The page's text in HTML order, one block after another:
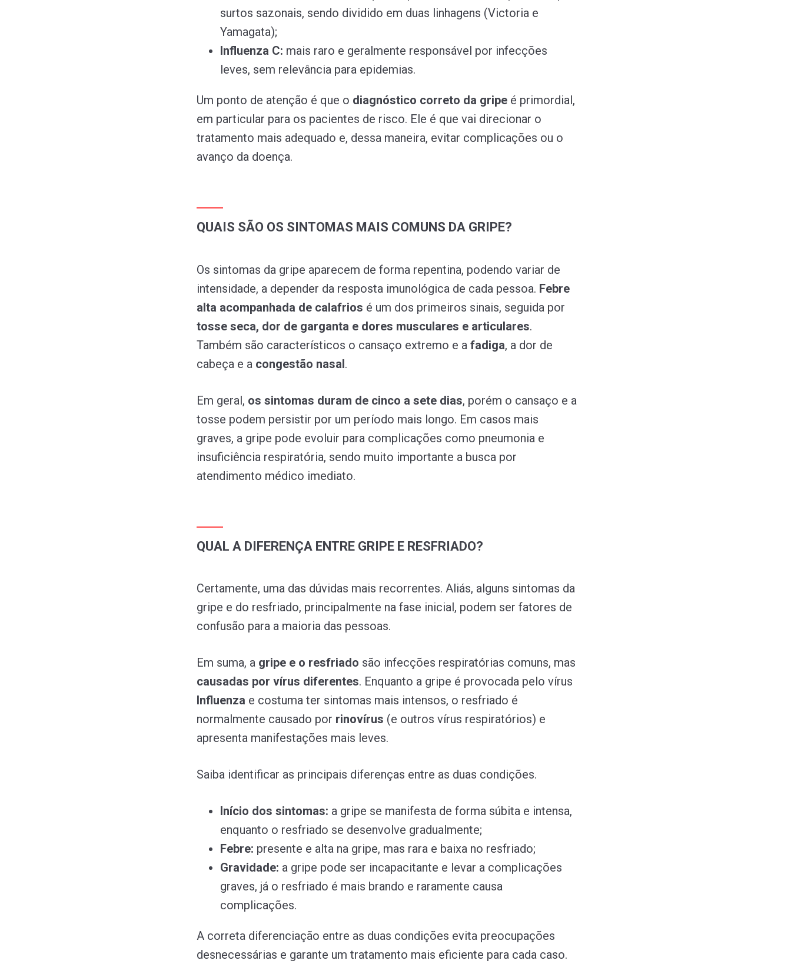
surtos sazonais, sendo dividido em duas linhagens (Victoria e
Yamagata);
Influenza C: mais raro e geralmente responsável por infecções
leves, sem relevância para epidemias.
Um ponto de atenção é que o diagnóstico correto da gripe é primordial,
em particular para os pacientes de risco. Ele é que vai direcionar o
tratamento mais adequado e, dessa maneira, evitar complicações ou o
avanço da doença.
QUAIS SÃO OS SINTOMAS MAIS COMUNS DA GRIPE?
Os sintomas da gripe aparecem de forma repentina, podendo variar de
intensidade, a depender da resposta imunológica de cada pessoa. Febre
alta acompanhada de calafrios é um dos primeiros sinais, seguida por
tosse seca, dor de garganta e dores musculares e articulares.
Também são característicos o cansaço extremo e a fadiga, a dor de
cabeça e a congestão nasal.
Em geral, os sintomas duram de cinco a sete dias, porém o cansaço e a
tosse podem persistir por um período mais longo. Em casos mais
graves, a gripe pode evoluir para complicações como pneumonia e
insuficiência respiratória, sendo muito importante a busca por
atendimento médico imediato.
QUAL A DIFERENÇA ENTRE GRIPE E RESFRIADO?
Certamente, uma das dúvidas mais recorrentes. Aliás, alguns sintomas da
gripe e do resfriado, principalmente na fase inicial, podem ser fatores de
confusão para a maioria das pessoas.
Em suma, a gripe e o resfriado são infecções respiratórias comuns, mas
causadas por vírus diferentes. Enquanto a gripe é provocada pelo vírus
Influenza e costuma ter sintomas mais intensos, o resfriado é
normalmente causado por rinovírus (e outros vírus respiratórios) e
apresenta manifestações mais leves.
Saiba identificar as principais diferenças entre as duas condições.
Início dos sintomas: a gripe se manifesta de forma súbita e intensa,
enquanto o resfriado se desenvolve gradualmente;
Febre: presente e alta na gripe, mas rara e baixa no resfriado;
Gravidade: a gripe pode ser incapacitante e levar a complicações
graves, já o resfriado é mais brando e raramente causa
complicações.
A correta diferenciação entre as duas condições evita preocupações
desnecessárias e garante um tratamento mais eficiente para cada caso.